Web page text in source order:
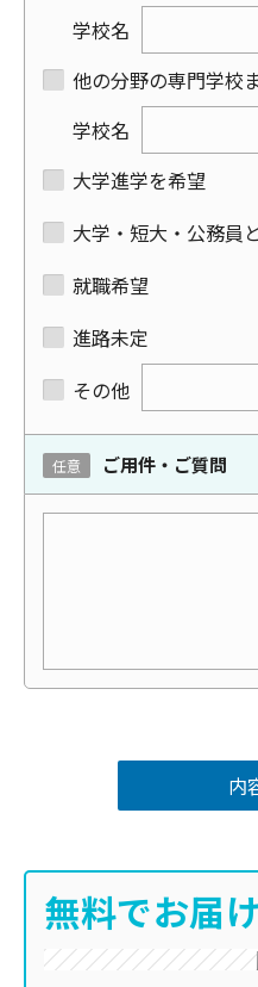
学校名
他の分野の専門学校
学校名
大学進学を希望
大学・短大・公務員
就職希望
進路未定
その他
任意 ご用件・ご質問
内
無料でお届け